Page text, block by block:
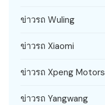
ข่าวรถ Wuling
ข่าวรถ Xiaomi
ข่าวรถ Xpeng Motors
ข่าวรถ Yangwang